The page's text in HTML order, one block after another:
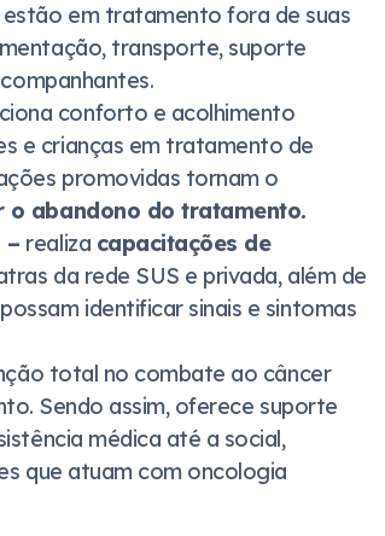
em tratamento fora de suas
transporte, suporte
conforto e acolhimento
e crianças em tratamento de
promovidas tornam o
o abandono do tratamento.
– realiza capacitações de
da rede SUS e privada, além de
identificar sinais e sintomas
total no combate ao câncer
Sendo assim, oferece suporte
médica até a social,
que atuam com oncologia